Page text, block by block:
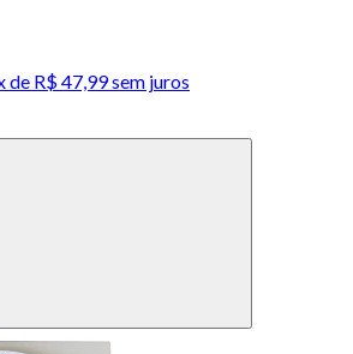
de R$ 47,99 sem juros